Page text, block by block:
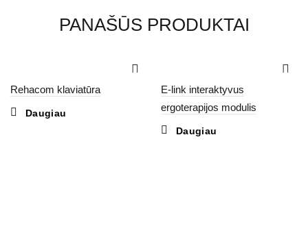
PANAŠŪS PRODUKTAI
Rehacom klaviatūra
Daugiau
E-link interaktyvus
ergoterapijos modulis
Daugiau